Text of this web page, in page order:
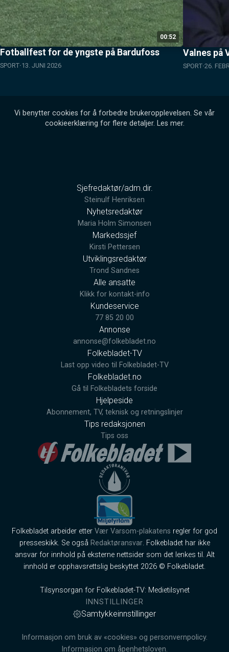
00:52
Fotballfest for de yngste på Bardufoss
SPORT 13. JUNI 2026
Valnes på
SPORT 26.
Vi benytter cookies for å forbedre brukeropplevelsen. Se vår
cookieerklæring for flere detaljer. Les mer.
Sjefredaktør/adm.dir.
Steinulf Henriksen
Nyhetsredaktør
Maria Holm Simonsen
Markedssjef
Kirsti Pettersen
Utviklingsredaktør
Trond Sandnes
Alle ansatte
Klikk for kontakt-info
Kundeservice
77 85 20 00
Annonse
annonse@folkebladet.no
Folkebladet-TV
Last opp video til Folkebladet-TV
Folkebladet.no
Gå til Folkebladets forside
Hjelpeside
Abonnement, TV, teknisk og retningslinjer
Tips redaksjonen
Tips oss
Folkebladet arbeider etter Vær Varsom-plakatens regler for god
presseskikk. Se også Redaktøransvar. Folkebladet har ikke
ansvar for innhold på eksterne nettsider som det lenkes til. Alt
innhold er opphavsrettslig beskyttet 2026 © Folkebladet.
Tilsynsorgan for Folkebladet-TV: Medietilsynet
INNSTILLINGER
Samtykkeinnstillinger
Informasjon om bruk av «cookies» og personvernpolicy.
Informasjon om åpenhetsloven.